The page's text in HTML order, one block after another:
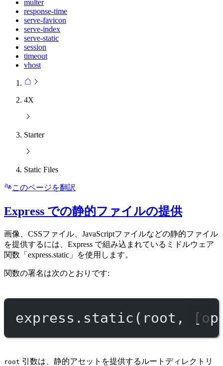
multer
response-time
serve-favicon
serve-index
serve-static
session
timeout
vhost
4X
Starter
Static Files
このページを翻訳
Express での静的ファイルの提供
画像、CSSファイル、JavaScriptファイルなどの静的ファイル
を提供するには、Express で組み込まれているミドルウェア
関数「express.static」を使用します。
関数の署名は次のとおりです:
express. static (root,
root 引数は、静的アセットを提供するルートディレクトリ